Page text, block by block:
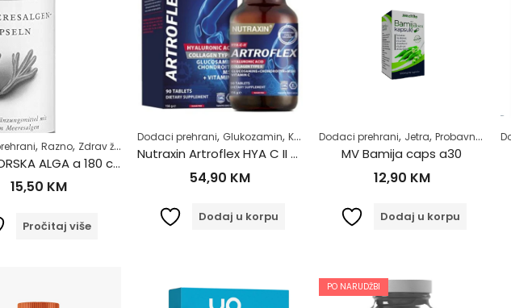
, Razno, Zdrav život Zdravlje nervnog sistema Zdravlje štitne žlijezde
JOD-MORSKA ALGA a 180 caps
15,50 KM
Pročitaj više
Dodaci prehrani, Glukozamin, Kolagen ,Kosti, mišići, zglobovi,Vitamini i
Nutraxin Artroflex HYA C II tablete a90
54,90 KM
Dodaj u korpu
Dodaci prehrani, Jetra, Probavni sistem
MV Bamija caps a30
12,90 KM
Dodaj u korpu
PO NARUDŽBI